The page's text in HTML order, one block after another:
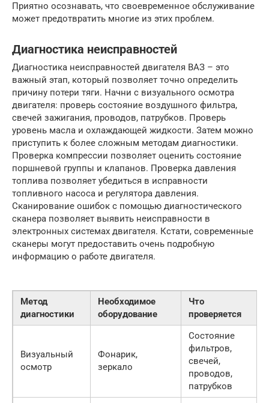
Приятно осознавать, что своевременное обслуживание
может предотвратить многие из этих проблем.
Диагностика неисправностей
Диагностика неисправностей двигателя ВАЗ – это
важный этап, который позволяет точно определить
причину потери тяги. Начни с визуального осмотра
двигателя: проверь состояние воздушного фильтра,
свечей зажигания, проводов, патрубков. Проверь
уровень масла и охлаждающей жидкости. Затем можно
приступить к более сложным методам диагностики.
Проверка компрессии позволяет оценить состояние
поршневой группы и клапанов. Проверка давления
топлива позволяет убедиться в исправности
топливного насоса и регулятора давления.
Сканирование ошибок с помощью диагностического
сканера позволяет выявить неисправности в
электронных системах двигателя. Кстати, современные
сканеры могут предоставить очень подробную
информацию о работе двигателя.
Метод
диагностики
Необходимое
оборудование
Что
проверяется
Визуальный
осмотр
Фонарик,
зеркало
Состояние
фильтров,
свечей,
проводов,
патрубков